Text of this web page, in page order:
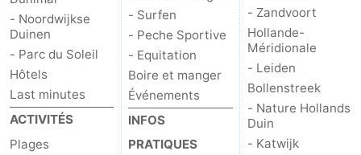
- Noordwijkse
Duinen
- Parc du Soleil
Hôtels
Last minutes
ACTIVITÉS
Plages
- Surfen
- Peche Sportive
- Equitation
Boire et manger
Événements
INFOS
PRATIQUES
- Zandvoort
Hollande-
Méridionale
- Leiden
Bollenstreek
- Nature Hollands
Duin
- Katwijk